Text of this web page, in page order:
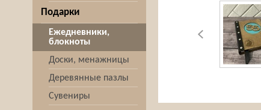
Подарки
Ежедневники,
блокноты
Доски, менажницы
Деревянные пазлы
Сувениры